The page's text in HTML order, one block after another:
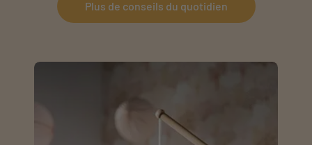
Plus de conseils du quotidien